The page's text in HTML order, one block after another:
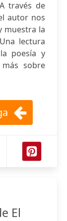
través de
autor nos
muestra la
lectura
poesía y
sobre
El